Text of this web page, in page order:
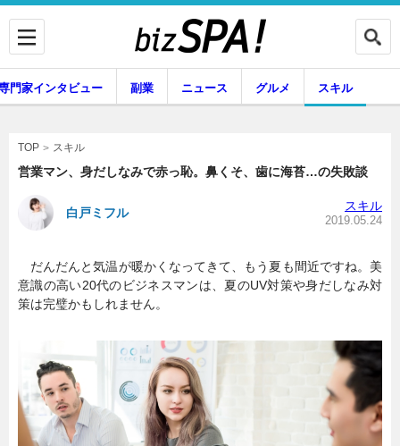
企業インタビュー 専門家インタビュー
副業 ニュース
グルメ
暮らし
門家インタビュー 副業 ニュース グルメ スキル
TOP スキル
営業マン、身だしなみで赤っ恥。鼻くそ、歯に海苔…の失敗談
白戸ミフル スキル
2019.05.24
だんだんと気温が暖かくなってきて、もう夏も間近ですね。美
意識の高い20代のビジネスマンは、夏のUV対策や身だしなみ対
策は完璧かもしれません。